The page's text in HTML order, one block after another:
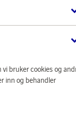
vi bruker cookies og
inn og behandler
AS (Postboks